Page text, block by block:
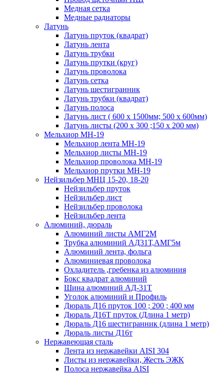
Медная сетка
Медные радиаторы
Латунь
Латунь пруток (квадрат)
Латунь лента
Латунь трубки
Латунь прутки (круг)
Латунь проволока
Латунь сетка
Латунь шестигранник
Латунь трубки (квадрат)
Латунь полоса
Латунь лист ( 600 х 1500мм; 500 х 600мм)
Латунь листы (200 х 300 ;150 х 200 мм)
Мельхиор МН-19
Мельхиор лента МН-19
Мельхиор листы МН-19
Мельхиор проволока МН-19
Мельхиор прутки МН-19
Нейзильбер МНЦ 15-20, 18-20
Нейзильбер пруток
Нейзильбер лист
Нейзильбер проволока
Нейзильбер лента
Алюминий, дюраль
Алюминий листы АМГ2М
Трубка алюминий АД31Т,АМГ5м
Алюминий лента, фольга
Алюминиевая проволока
Охладитель ,гребенка из алюминия
Бокс квадрат алюминий
Шина алюминий АД-31Т
Уголок алюминий и Профиль
Дюраль Д16 пруток 100 ; 200 ; 400 мм
Дюраль Д16Т пруток (Длина 1 метр)
Дюраль Д16 шестигранник (длина 1 метр)
Дюраль листы Д16т
Нержавеющая сталь
Лента из нержавейки AISI 304
Листы из нержавейки, Жесть ЭЖК
Полоса нержавейка АISI